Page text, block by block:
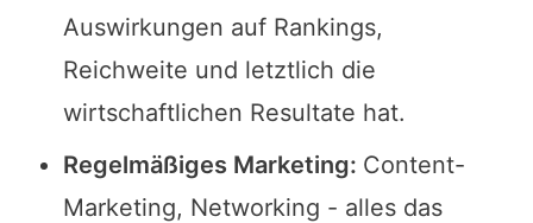
Auswirkungen auf Rankings,
Reichweite und letztlich die
wirtschaftlichen Resultate hat.
Regelmäßiges Marketing: Content-
Marketing, Networking - alles das